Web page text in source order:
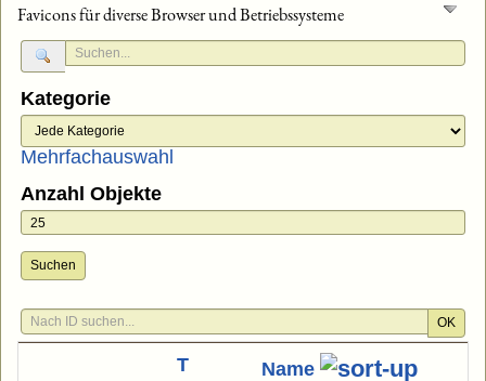
Favicons für diverse Browser und Betriebssysteme
Kategorie
Mehrfachauswahl
Anzahl Objekte
Suchen
OK
T Name